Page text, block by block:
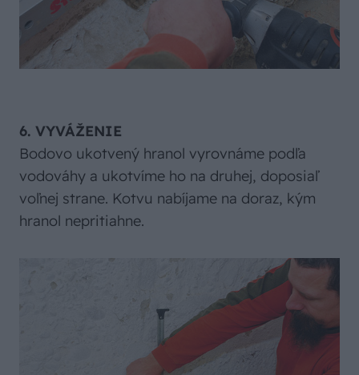
6. VYVÁŽENIE
Bodovo ukotvený hranol vyrovnáme podľa
vodováhy a ukotvíme ho na druhej, doposiaľ
voľnej strane. Kotvu nabíjame na doraz, kým
hranol nepritiahne.